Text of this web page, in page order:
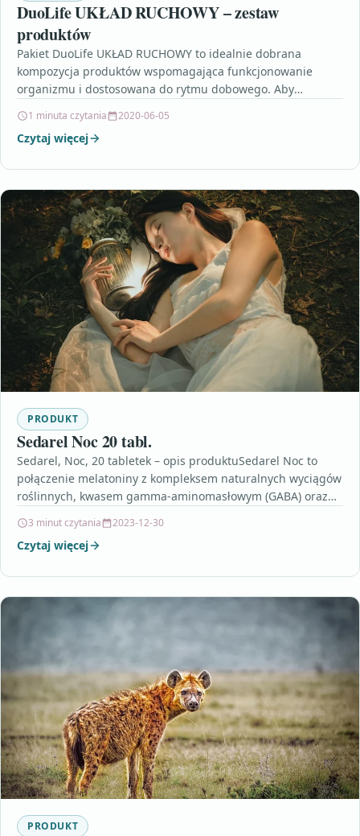
DuoLife UKŁAD RUCHOWY – zestaw
produktów
Pakiet DuoLife UKŁAD RUCHOWY to idealnie dobrana
kompozycja produktów wspomagająca funkcjonowanie
organizmu i dostosowana do rytmu dobowego. Aby
1 minuta czytania 2020-06-05
Czytaj więcej
PRODUKT
Sedarel Noc 20 tabl.
Sedarel, Noc, 20 tabletek – opis produktuSedarel Noc to
połączenie melatoniny z kompleksem naturalnych wyciągów
roślinnych, kwasem gamma-aminomasłowym (GABA) oraz
3 minut czytania 2023-12-30
Czytaj więcej
PRODUKT